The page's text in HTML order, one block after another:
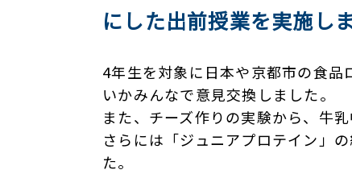
にした出前授業を実施し
4年生を対象に日本や京都市の食
いかみんなで意見交換しました。
また、チーズ作りの実験から、牛
さらには「ジュニアプロテイン」
た。